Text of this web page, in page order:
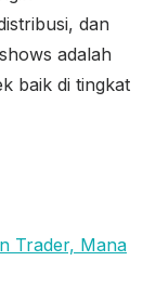
dan
adalah
baik di tingkat
Trader, Mana